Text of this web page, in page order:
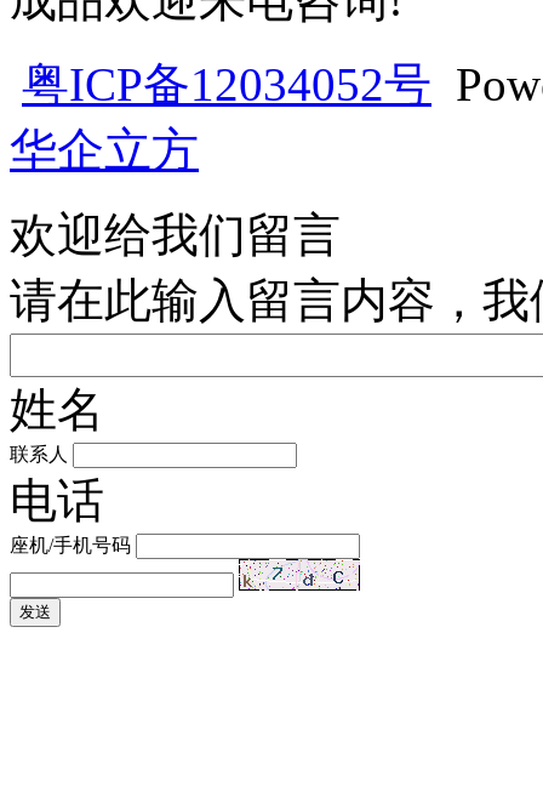
粤ICP备12034052号
华企立方
欢迎给我们留言
请在此输入留言内容，
姓名
联系人
电话
座机/手机号码